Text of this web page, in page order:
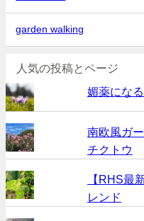
garden walking
人気の投稿とページ
媚薬にな
南欧風ガ
チクトウ
【RHS最
レンド